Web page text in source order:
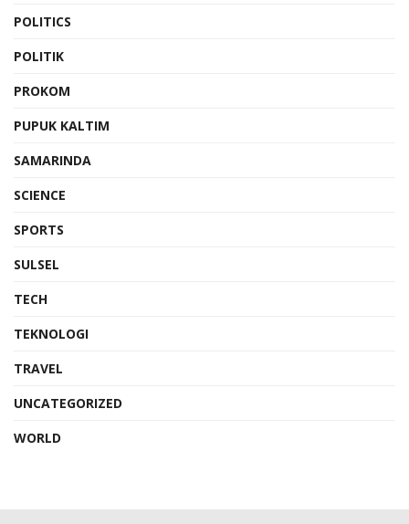
POLITICS
POLITIK
PROKOM
PUPUK KALTIM
SAMARINDA
SCIENCE
SPORTS
SULSEL
TECH
TEKNOLOGI
TRAVEL
UNCATEGORIZED
WORLD